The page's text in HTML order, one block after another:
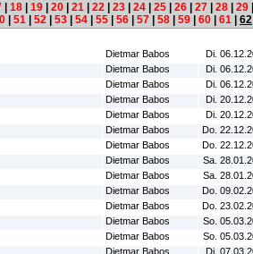
18 19 20 21 22 23 24 25 26 27 28 29
51 52 53 54 55 56 57 58 59 60 61 62
Dietmar Babos Di.
Dietmar Babos Di.
Dietmar Babos Di.
Dietmar Babos Di.
Dietmar Babos Di.
Dietmar Babos Do.
Dietmar Babos Do.
Dietmar Babos Sa.
Dietmar Babos Sa.
Dietmar Babos Do.
Dietmar Babos Do.
Dietmar Babos So.
Dietmar Babos So.
Dietmar Babos Di.